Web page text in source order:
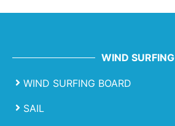
WIND SURFING
WIND SURFING BOARD
SAIL